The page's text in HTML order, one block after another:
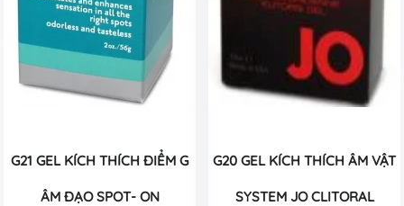
G21 GEL KÍCH THÍCH ĐIỂM G
ÂM ĐẠO SPOT- ON
G20 GEL KÍCH THÍCH ÂM VẬT
SYSTEM JO CLITORAL